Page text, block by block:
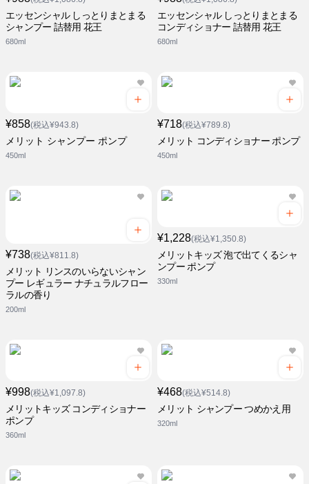
エッセンシャル しっとりまとまる
シャンプー 詰替用 花王
680ml
エッセンシャル しっとりまとまる
コンディショナー 詰替用 花王
680ml
¥858(税込¥943.8)
メリット シャンプー ポンプ
450ml
¥718(税込¥789.8)
メリット コンディショナー ポンプ
450ml
¥738(税込¥811.8)
メリット リンスのいらないシャン
プー レギュラー ナチュラルフロー
ラルの香り
200ml
¥1,228(税込¥1,350.8)
メリットキッズ 泡で出てくるシャ
ンプー ポンプ
330ml
¥998(税込¥1,097.8)
メリットキッズ コンディショナー
ポンプ
360ml
¥468(税込¥514.8)
メリット シャンプー つめかえ用
320ml